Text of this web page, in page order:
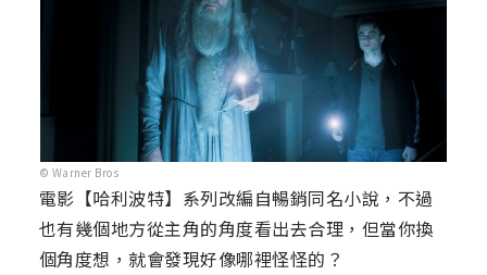
© Warner Bros
電影【哈利波特】系列改編自暢銷同名小說，不過
也有幾個地方從主角的角度看出去合理，但當你換
個角度想，就會發現好像哪裡怪怪的？